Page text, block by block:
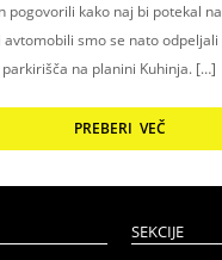
pogovorili kako naj bi potekal
smo se nato odpeljali
na planini Kuhinja. […]
PREBERI VEČ
SEKCIJE